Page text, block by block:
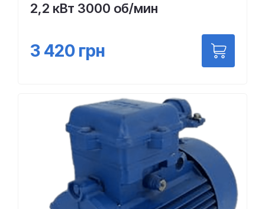
2,2 кВт 3000 об/мин
3 420 грн